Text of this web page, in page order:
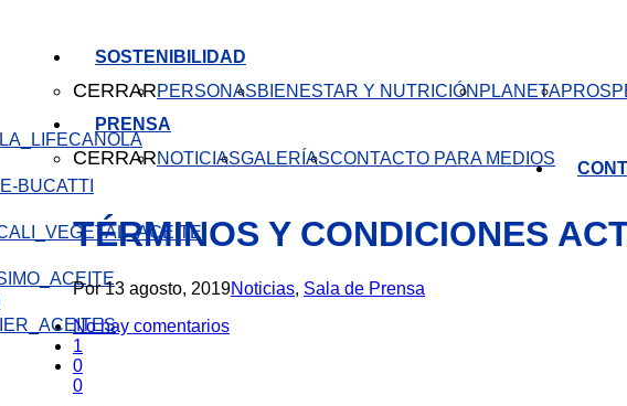
CANOLA
SOSTENIBILIDAD
CERRARPERSONASBIENESTAR Y NUTRICIÓN PLANETA
PRENSA
CERRARNOTICIASGALERÍASCONTACTO PARA MEDIOS
TÉRMINOS Y CONDICIONES
Por13 agosto, 2019Noticias, Sala de Prensa
No hay comentarios
1
0
0